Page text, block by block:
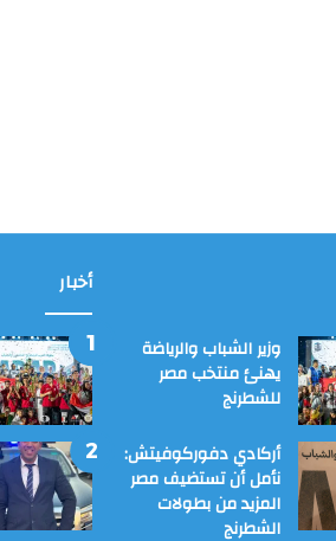
وزير الشباب والرياضة
يهنئ منتخب مصر
للشطرنج
أركادي دفوركوفيتش:
نأمل أن تستضيف مصر
المزيد من بطولات
الشطرنج
أخبار